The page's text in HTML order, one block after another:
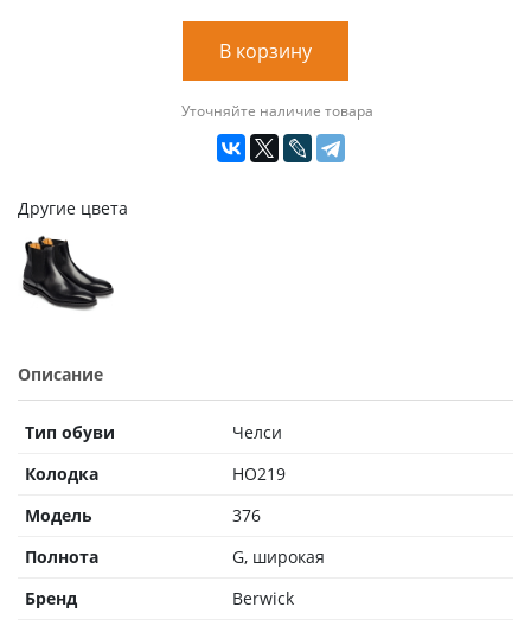
В корзину
Уточняйте наличие товара
Другие цвета
Описание
Тип обуви
Челси
Колодка
HO219
Модель
376
Полнота
G, широкая
Бренд
Berwick